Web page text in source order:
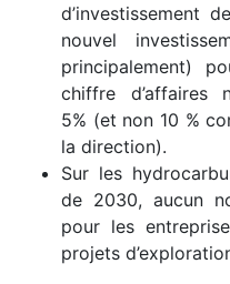
d’investissement
nouvel
principalement)
chiffre d’affaires
5% (et non 10 %
la direction).
Sur les
de 2030, aucun
pour les
projets